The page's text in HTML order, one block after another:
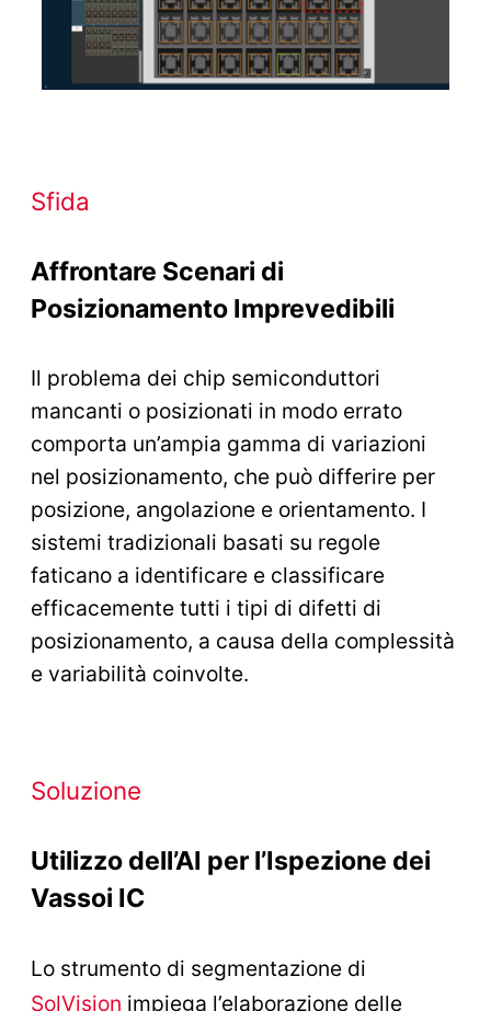
Sfida
Affrontare Scenari di
Posizionamento Imprevedibili
Il problema dei chip semiconduttori
mancanti o posizionati in modo errato
comporta un’ampia gamma di variazioni
nel posizionamento, che può differire per
posizione, angolazione e orientamento. I
sistemi tradizionali basati su regole
faticano a identificare e classificare
efficacemente tutti i tipi di difetti di
posizionamento, a causa della complessità
e variabilità coinvolte.
Soluzione
Utilizzo dell’AI per l’Ispezione dei
Vassoi IC
Lo strumento di segmentazione di
SolVision impiega l’elaborazione delle